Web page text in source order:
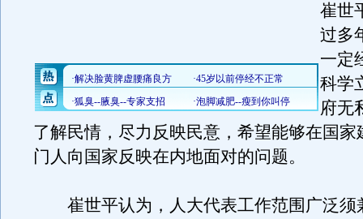
崔世
过多
一定
科学
府无
了解民情，尽力反映民意，希望能够在国家
门人向国家反映在内地面对的问题。
崔世平认为，人大代表工作范围广泛须